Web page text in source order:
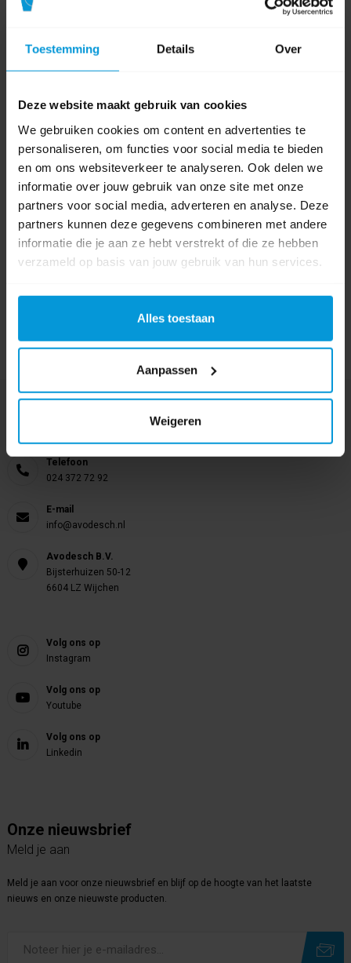
Toestemming Details Over
Deze website maakt gebruik van cookies
We gebruiken cookies om content en advertenties te
personaliseren, om functies voor social media te bieden
en om ons websiteverkeer te analyseren. Ook delen we
informatie over jouw gebruik van onze site met onze
partners voor social media, adverteren en analyse. Deze
partners kunnen deze gegevens combineren met andere
informatie die je aan ze hebt verstrekt of die ze hebben
verzameld op basis van jouw gebruik van hun services.
Alles toestaan
Aanpassen
Weigeren
0 beoordeling(en)
Schrijf als eerste voor dit product een beoordeling
Onze product specialisten staan voor je klaar!
Telefoon
024 372 72 92
E-mail
info@avodesch.nl
Avodesch B.V.
Bijsterhuizen 50-12
6604 LZ Wijchen
Volg ons op
Instagram
Volg ons op
Youtube
Volg ons op
Linkedin
Onze nieuwsbrief
Meld je aan
Meld je aan voor onze nieuwsbrief en blijf op de hoogte van het laatste
nieuws en onze nieuwste producten.